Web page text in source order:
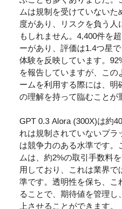
ムは規制を受けていないた
度があり、リスクを負う人
もしれません。4,400件を
ーがあり、評価は1.4つ星
体験を反映しています。
を報告していますが、この
ームを利用する際には、明
の理解を持って臨むことが
GPT 0.3 Alora (300X)は約
れは規制されていないプラ
は競争力のある水準です。
ムは、約2%の取引手数料
用しており、これは業界で
準です。透明性を保ち、こ
ることで、期待値を管理し
上させることができます。